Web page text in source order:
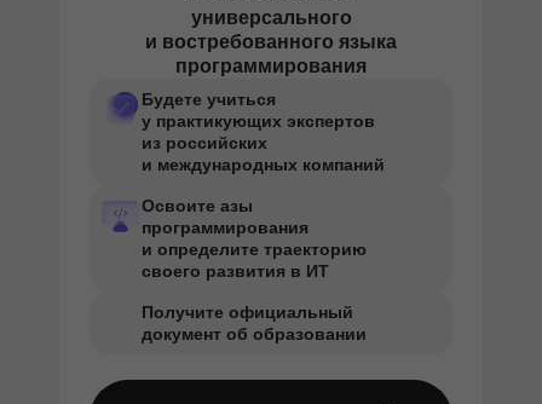
Будете учиться
у практикующих экспертов
из российских
и международных компаний
Освоите азы
программирования
и определите траекторию
своего развития в ИТ
Получите официальный
документ об образовании
универсального
и востребованного языка
программирования